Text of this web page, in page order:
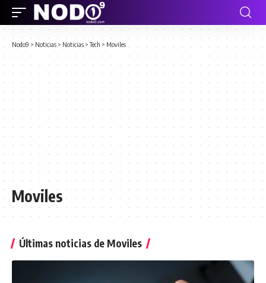
Nodo9 > Noticias > Noticias >Tech > Moviles
Moviles
Últimas noticias de Moviles